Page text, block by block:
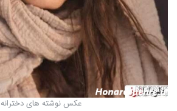
عکس نوشته های دخترانه